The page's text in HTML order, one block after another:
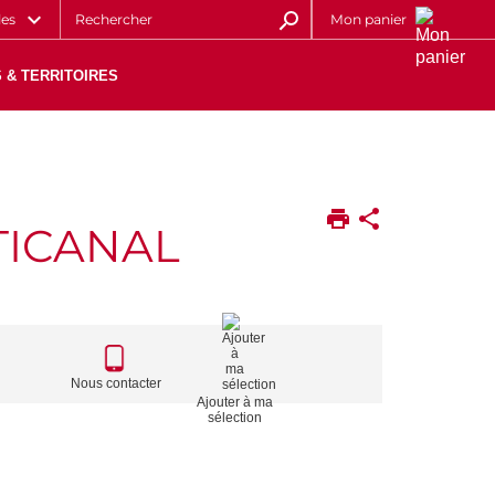
Mon panier
& TERRITOIRES
CALL
TO
ACTIONS
Nous contacter
Ajouter à ma
sélection